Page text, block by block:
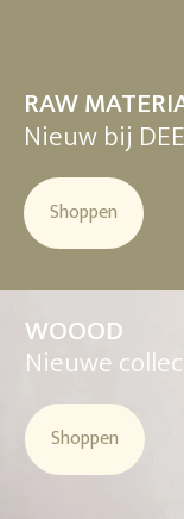
RAW
Nieuw bij
Shoppen
WOOOD
Nieuwe
Shoppen